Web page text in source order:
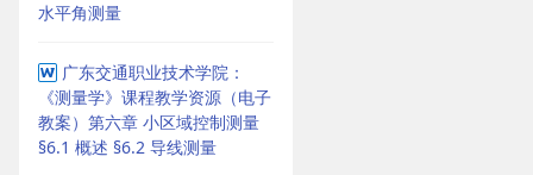
水平角测量
广东交通职业技术学院：
《测量学》课程教学资源（电子
教案）第六章 小区域控制测量
§6.1 概述 §6.2 导线测量